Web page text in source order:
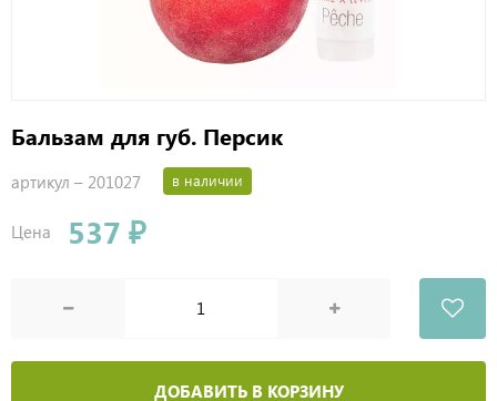
Бальзам для губ. Персик
артикул – 201027 в наличии
Цена 537 ₽
ДОБАВИТЬ В КОРЗИНУ